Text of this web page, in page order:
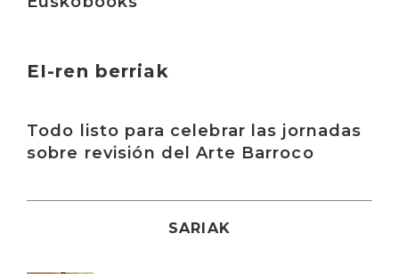
EI-ren berriak
Todo listo para celebrar las jornadas
sobre revisión del Arte Barroco
SARIAK